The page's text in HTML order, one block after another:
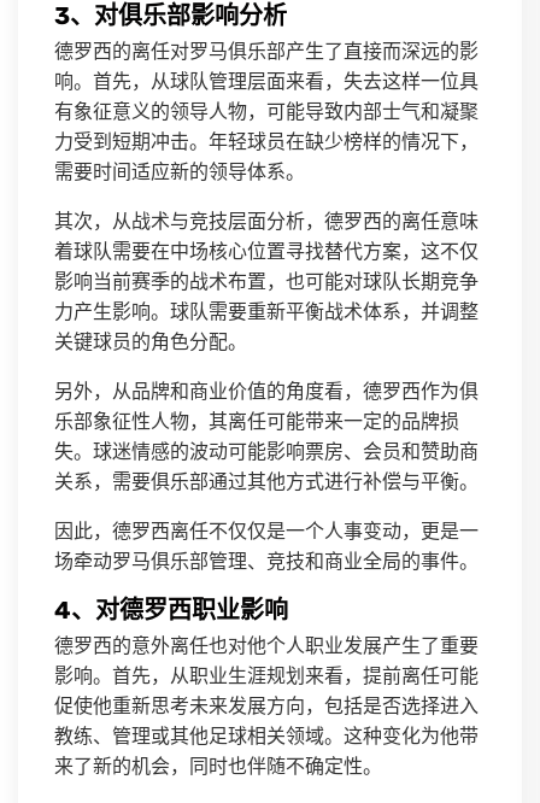
3、对俱乐部影响分析
德罗西的离任对罗马俱乐部产生了直接而深远的影
响。首先，从球队管理层面来看，失去这样一位具
有象征意义的领导人物，可能导致内部士气和凝聚
力受到短期冲击。年轻球员在缺少榜样的情况下，
需要时间适应新的领导体系。
其次，从战术与竞技层面分析，德罗西的离任意味
着球队需要在中场核心位置寻找替代方案，这不仅
影响当前赛季的战术布置，也可能对球队长期竞争
力产生影响。球队需要重新平衡战术体系，并调整
关键球员的角色分配。
另外，从品牌和商业价值的角度看，德罗西作为俱
乐部象征性人物，其离任可能带来一定的品牌损
失。球迷情感的波动可能影响票房、会员和赞助商
关系，需要俱乐部通过其他方式进行补偿与平衡。
因此，德罗西离任不仅仅是一个人事变动，更是一
场牵动罗马俱乐部管理、竞技和商业全局的事件。
4、对德罗西职业影响
德罗西的意外离任也对他个人职业发展产生了重要
影响。首先，从职业生涯规划来看，提前离任可能
促使他重新思考未来发展方向，包括是否选择进入
教练、管理或其他足球相关领域。这种变化为他带
来了新的机会，同时也伴随不确定性。